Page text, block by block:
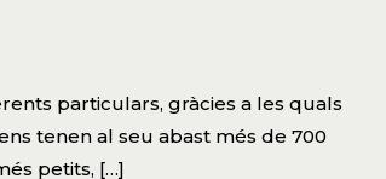
particulars, gràcies a les quals
tenen al seu abast més de 700
petits, […]